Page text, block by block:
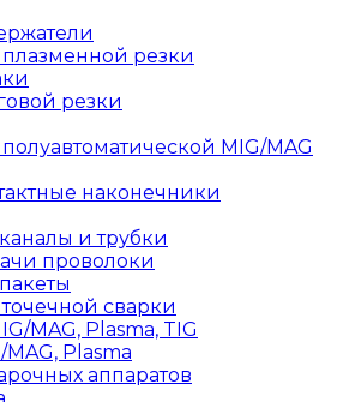
резки
резки
MIG/MAG
наконечники
и трубки
проволоки
сварки
MAG, Plasma, TIG
Plasma
аппаратов